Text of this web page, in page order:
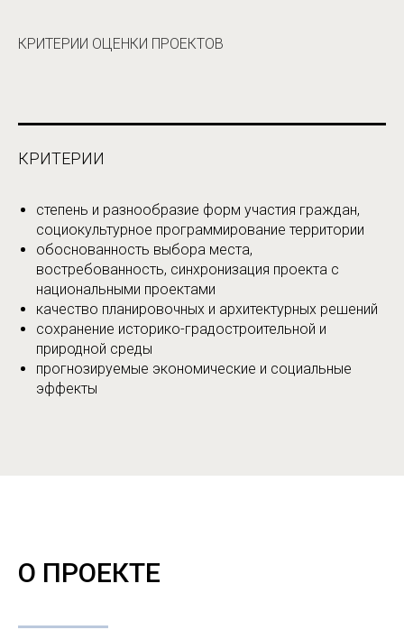
КРИТЕРИИ ОЦЕНКИ ПРОЕКТОВ
КРИТЕРИИ
степень и разнообразие форм участия граждан,
социокультурное программирование территории
обоснованность выбора места,
востребованность, синхронизация проекта с
национальными проектами
качество планировочных и архитектурных решений
сохранение историко-градостроительной и
природной среды
прогнозируемые экономические и социальные
эффекты
О ПРОЕКТЕ